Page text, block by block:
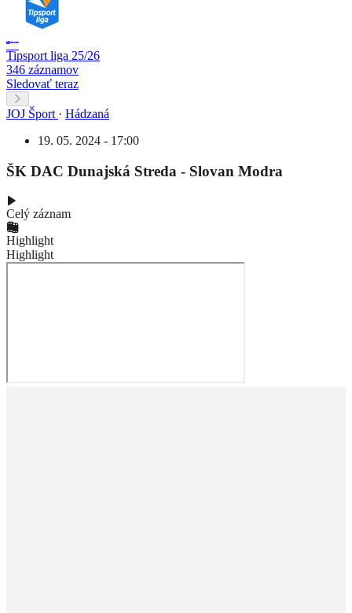
Tipsport liga 25/26
346 záznamov
Sledovať teraz
JOJ Šport · Hádzaná
19. 05. 2024 - 17:00
ŠK DAC Dunajská Streda - Slovan Modra
Celý záznam
Highlight
Highlight